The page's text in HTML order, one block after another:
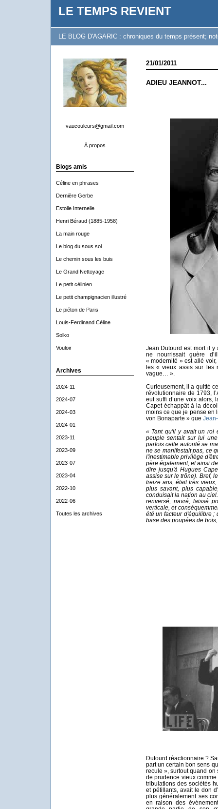
LE TEMPS REVIENT
LE BLOG D'AGARIC : chroniques du temps présent;
vaucouleurs@gmail.com
À propos
Blogs amis
Céline en phrases
Dernière Gerbe
Estoile Internelle
Henri Béraud (1885-1958)
La main rouge
Le blog du sous sol
Le chemin sous les buis
Le Grand Nettoyage
Le petit célinien
Le petit champignacien illustré
Le piéton de Paris
Louis-Ferdinand Céline
Solko
Vouloir
Archives
2024-11
2024-07
2024-03
2024-01
2023-11
2023-09
2023-07
2023-04
2022-10
2022-06
Toutes les archives
21/01/2011
ADIEU JEANNOT...
Jean Dutourd est mort il
ne nourrissait guère
« modernité » est allé
les « vieux assis sur les
vague… ».
Curieusement, il a quitté
révolutionnaire de 1793,
eut suffi d’une voix alors,
Capet échappât à la
moins ce que je pense en
von Bonaparte » que
« Tant qu'il y avait un roi
peuple sentait sur lui
parfois cette autorité se
ne se manifestait pas, ce
l'inestimable privilège
père également, et ainsi
dire jusqu'à Hugues
assise sur le trône). Bref,
treize ans, était très
plus savant, plus
conduisait la nation au
renversé, navré, laissé
verticale, et
été un facteur d'équilibre ;
base des poupées de
Dutourd réactionnaire ?
part un certain bon sens
recule », surtout quand on
de prudence vieux
tribulations des sociétés
et pétillants, avait le don
plus généralement ses
en raison des